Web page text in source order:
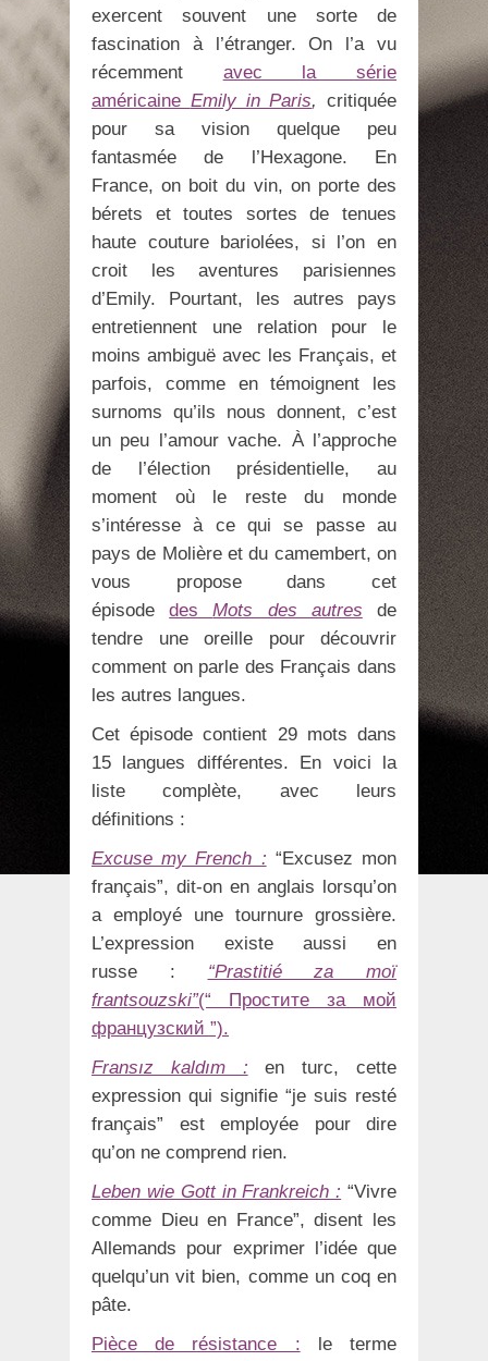
exercent souvent une sorte de
fascination à l’étranger. On l’a vu
récemment avec la série
américaine Emily in Paris, critiquée
pour sa vision quelque peu
fantasmée de l’Hexagone. En
France, on boit du vin, on porte des
bérets et toutes sortes de tenues
haute couture bariolées, si l’on en
croit les aventures parisiennes
d’Emily. Pourtant, les autres pays
entretiennent une relation pour le
moins ambiguë avec les Français, et
parfois, comme en témoignent les
surnoms qu’ils nous donnent, c’est
un peu l’amour vache. À l’approche
de l’élection présidentielle, au
moment où le reste du monde
s’intéresse à ce qui se passe au
pays de Molière et du camembert, on
vous propose dans cet
épisodedesMots des autres de
tendre une oreille pour découvrir
comment on parle des Français dans
les autres langues.
Cet épisode contient 29 mots dans
15 langues différentes. En voici la
liste complète, avec leurs
définitions :
Excuse my French : “Excusez mon
français”, dit-on en anglais lorsqu’on
a employé une tournure grossière.
L’expression existe aussi en
russe : “Prastitié za moï
frantsouzski”(“ Простите за мой
французский ”).
Fransız kaldım : en turc, cette
expression qui signifie “je suis resté
français” est employée pour dire
qu’on ne comprend rien.
Leben wie Gott in Frankreich : “Vivre
comme Dieu en France”, disent les
Allemands pour exprimer l’idée que
quelqu’un vit bien, comme un coq en
pâte.
Pièce de résistance : le terme